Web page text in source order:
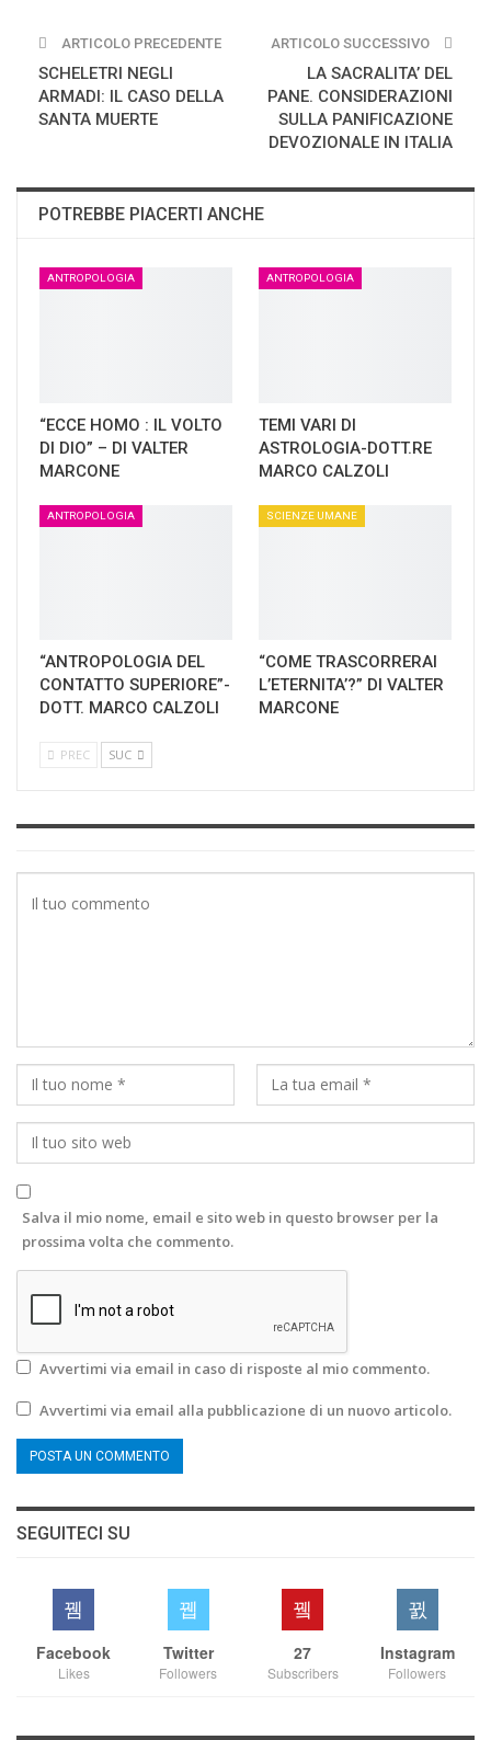
ARTICOLO PRECEDENTE
SCHELETRI NEGLI
ARMADI: IL CASO DELLA
SANTA MUERTE
ARTICOLO SUCCESSIVO
LA SACRALITA’ DEL
PANE. CONSIDERAZIONI
SULLA PANIFICAZIONE
DEVOZIONALE IN ITALIA
POTREBBE PIACERTI ANCHE
ANTROPOLOGIA
“ECCE HOMO : IL VOLTO
DI DIO” – DI VALTER
MARCONE
ANTROPOLOGIA
TEMI VARI DI
ASTROLOGIA-DOTT.RE
MARCO CALZOLI
ANTROPOLOGIA
“ANTROPOLOGIA DEL
CONTATTO SUPERIORE”-
DOTT. MARCO CALZOLI
SCIENZE UMANE
“COME TRASCORRERAI
L’ETERNITA’?” DI VALTER
MARCONE
PREC SUC
Salva il mio nome, email e sito web in questo browser per la
prossima volta che commento.
Avvertimi via email in caso di risposte al mio commento.
Avvertimi via email alla pubblicazione di un nuovo articolo.
SEGUITECI SU
Facebook
Likes
Twitter
Followers
27
Subscribers
Instagram
Followers